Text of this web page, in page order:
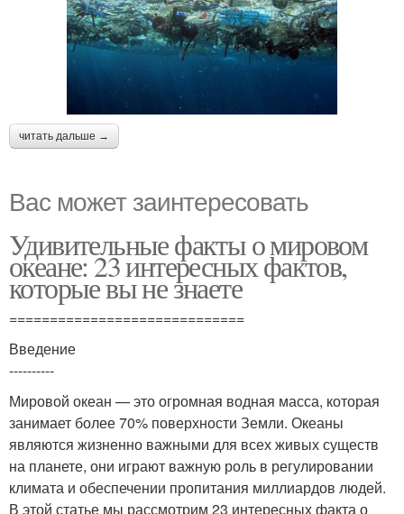
читать дальше →
Вас может заинтересовать
Удивительные факты о мировом
океане: 23 интересных фактов,
которые вы не знаете
=============================
Введение
----------
Мировой океан — это огромная водная масса, которая
занимает более 70% поверхности Земли. Океаны
являются жизненно важными для всех живых существ
на планете, они играют важную роль в регулировании
климата и обеспечении пропитания миллиардов людей.
В этой статье мы рассмотрим 23 интересных факта о